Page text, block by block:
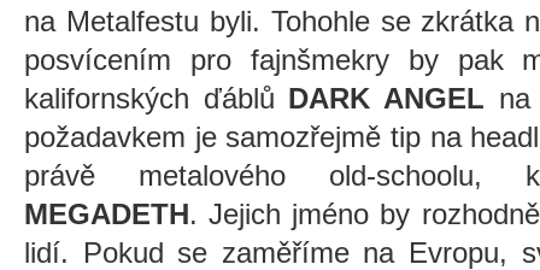
na Metalfestu byli. Tohohle se zkrátka
posvícením pro fajnšmekry by pak
kalifornských ďáblů DARK ANGEL na
požadavkem je samozřejmě tip na
právě metalového old-schoolu,
MEGADETH. Jejich jméno by
lidí. Pokud se zaměříme na Evropu,